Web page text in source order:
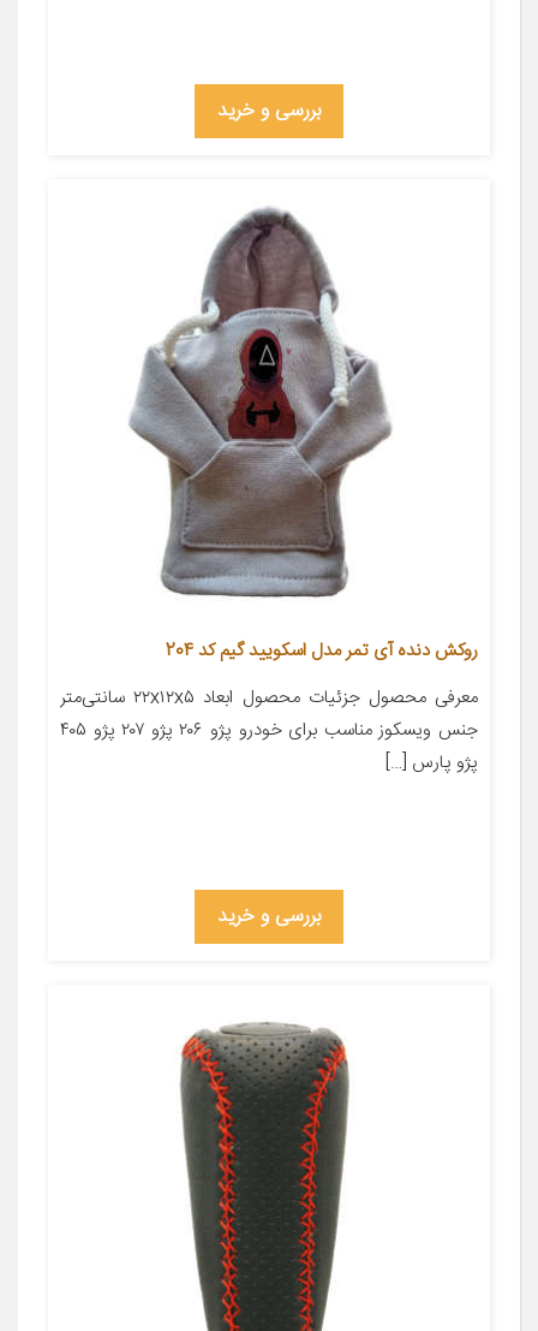
بررسی و خرید
روکش دنده آی تمر مدل اسکویید گیم کد 204
معرفی محصول جزئیات محصول ابعاد ۲۲x۱۲x۵ سانتی‌متر
جنس ویسکوز مناسب برای خودرو پژو ۲۰۶ پژو ۲۰۷ پژو ۴۰۵
پژو پارس […]
بررسی و خرید